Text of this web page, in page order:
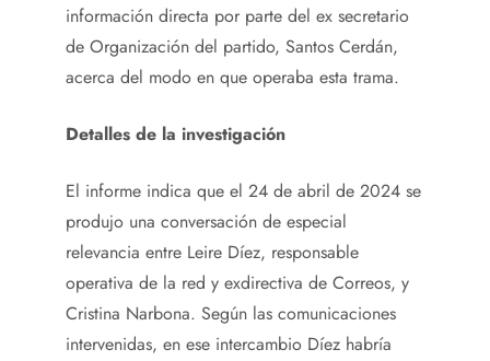
información directa por parte del ex secretario
de Organización del partido, Santos Cerdán,
acerca del modo en que operaba esta trama.
Detalles de la investigación
El informe indica que el 24 de abril de 2024 se
produjo una conversación de especial
relevancia entre Leire Díez, responsable
operativa de la red y exdirectiva de Correos, y
Cristina Narbona. Según las comunicaciones
intervenidas, en ese intercambio Díez habría